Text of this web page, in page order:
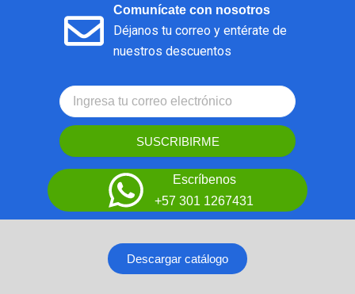
Comunícate con nosotros
Déjanos tu correo y entérate de
nuestros descuentos
SUSCRIBIRME
Escríbenos
+57 301 1267431
Descargar catálogo